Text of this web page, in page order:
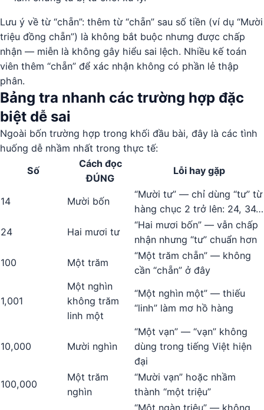
Lưu ý về từ “chẵn”: thêm từ “chẵn” sau số tiền (ví dụ “Mười
triệu đồng chẵn”) là không bắt buộc nhưng được chấp
nhận — miễn là không gây hiểu sai lệch. Nhiều kế toán
viên thêm “chẵn” để xác nhận không có phần lẻ thập
phân.
Bảng tra nhanh các trường hợp đặc
biệt dễ sai
Ngoài bốn trường hợp trong khối đầu bài, đây là các tình
huống dễ nhầm nhất trong thực tế:
Số
Cách đọc
ĐÚNG
Lỗi hay gặp
14 Mười bốn
“Mười tư” — chỉ dùng “tư” từ
hàng chục 2 trở lên: 24, 34…
24
Hai mươi tư
“Hai mươi bốn” — vẫn chấp
nhận nhưng “tư” chuẩn hơn
100
Một trăm
“Một trăm chẵn” — không
cần “chẵn” ở đây
1,001
Một nghìn
không trăm
linh một
“Một nghìn một” — thiếu
“linh” làm mơ hồ hàng
10,000 Mười nghìn
“Một vạn” — “vạn” không
dùng trong tiếng Việt hiện
đại
100,000
Một trăm
nghìn
“Mười vạn” hoặc nhầm
thành “một triệu”
“Một ngàn triệu” — không